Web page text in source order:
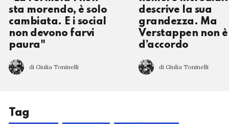
sta morendo, è solo
cambiata. E i social
non devono farvi
paura"
di Giulia Toninelli
descrive la sua
grandezza. Ma
Verstappen non è
d’accordo
di Giulia Toninelli
Tag